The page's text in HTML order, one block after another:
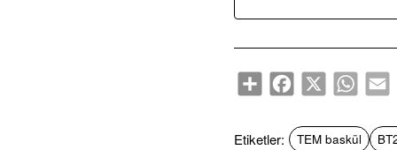
ShareFacebook
X
Etiketler: TEM baskül